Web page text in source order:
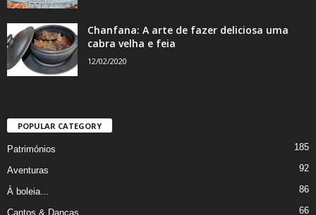
Chanfana: A arte de fazer deliciosa uma
cabra velha e feia
12/02/2020
POPULAR CATEGORY
Patrimónios 185
Aventuras 92
À boleia... 86
Cantos & Danças 66